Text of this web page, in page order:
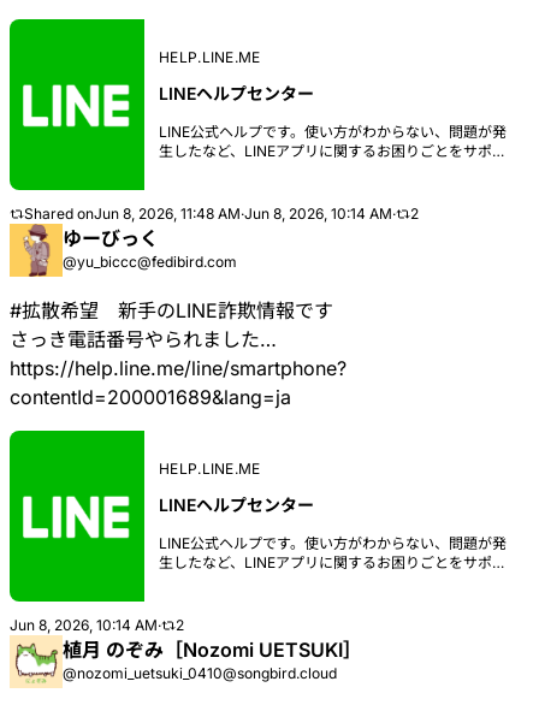
HELP.LINE.ME
LINEヘルプセンター
LINE公式ヘルプです。使い方がわからない、問題が発
生したなど、LINEアプリに関するお困りごとをサポー
解説。また、お問い合わせ方法も掲載しています。
Shared onJun 8, 2026, 11:48 AM·Jun 8, 2026, 10:14 AM· 2
ゆーびっく
@yu_biccc@fedibird.com
#拡散希望 新手のLINE詐欺情報です
さっき電話番号やられました…
https://help.line.me/line/smartphone?
contentId=200001689&lang=ja
HELP.LINE.ME
LINEヘルプセンター
LINE公式ヘルプです。使い方がわからない、問題が発
生したなど、LINEアプリに関するお困りごとをサポー
解説。また、お問い合わせ方法も掲載しています。
Jun 8, 2026, 10:14 AM· 2
植月 のぞみ［Nozomi UETSUKI］
@nozomi_uetsuki_0410@songbird.cloud